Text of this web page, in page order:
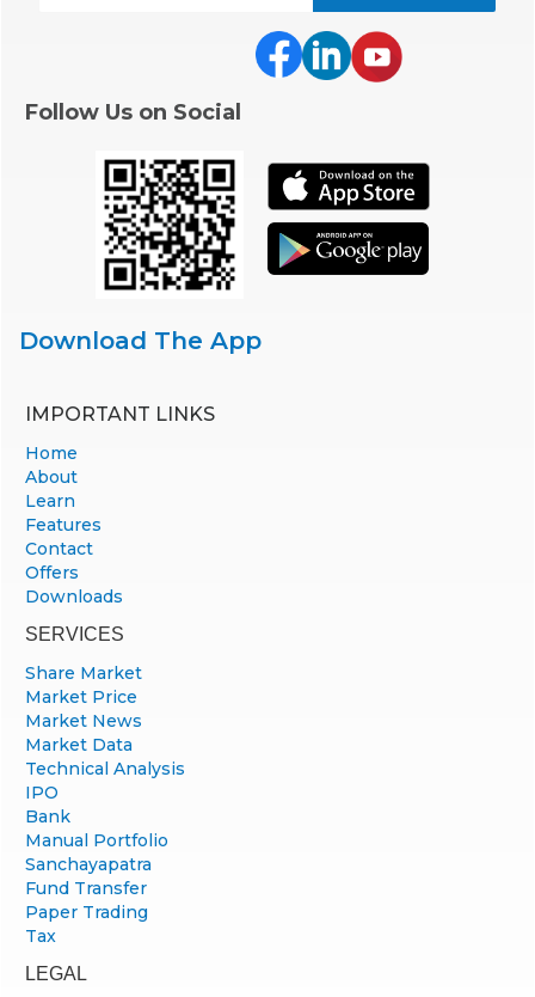
Follow Us on Social
Download The App
IMPORTANT LINKS
Home
About
Learn
Features
Contact
Offers
Downloads
SERVICES
Share Market
Market Price
Market News
Market Data
Technical Analysis
IPO
Bank
Manual Portfolio
Sanchayapatra
Fund Transfer
Paper Trading
Tax
LEGAL